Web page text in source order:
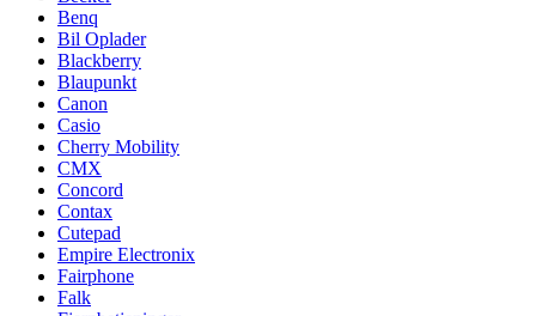
Benq
Bil Oplader
Blackberry
Blaupunkt
Canon
Casio
Cherry Mobility
CMX
Concord
Contax
Cutepad
Empire Electronix
Fairphone
Falk